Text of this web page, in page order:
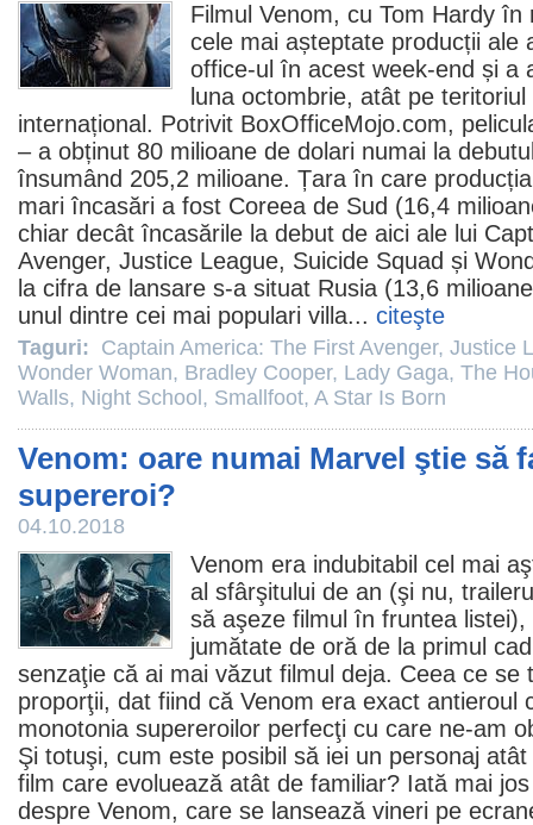
Filmul Venom, cu Tom Hardy în
cele mai așteptate producții ale
office-ul în acest week-end și a
luna octombrie, atât pe
internațional. Potrivit BoxOfficeMojo.com,
– a obținut 80 milioane de dolari numai la
însumând 205,2 milioane. Țara în care
mari încasări a fost Coreea de Sud (16,4
chiar decât încasările la debut de aici ale lui
Avenger, Justice League, Suicide Squad și
la cifra de lansare s-a situat Rusia (13,6
unul dintre cei mai populari villa... citeşte
Taguri: Captain America: The First Avenger, Justice
Wonder Woman, Bradley Cooper, Lady Gaga, The
Walls, Night School , Smallfoot, A Star Is Born
Venom: oare numai Marvel ştie să
supereroi?
04.10.2018
Venom era indubitabil cel mai
al sfârşitului de an (şi nu,
să aşeze filmul în fruntea listei),
jumătate de oră de la primul
senzaţie că ai mai văzut filmul deja. Ceea ce se
proporţii, dat fiind că Venom era exact antieroul
monotonia supereroilor perfecţi cu care ne-am
Şi totuşi, cum este posibil să iei un personaj
film care evoluează atât de familiar? Iată mai
despre Venom, care se lansează vineri pe